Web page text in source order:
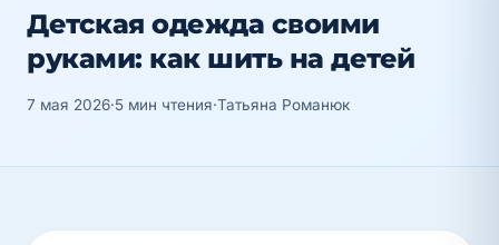
Детская одежда своими
руками: как шить на детей
7 мая 2026·5 мин чтения·Татьяна Романюк